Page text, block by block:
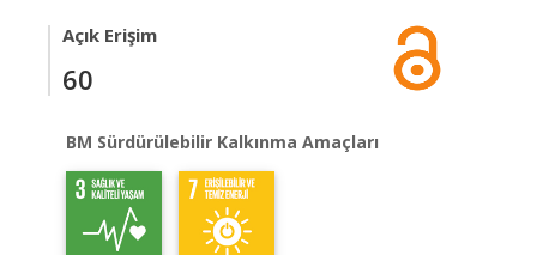
Açık Erişim
60
BM Sürdürülebilir Kalkınma Amaçları